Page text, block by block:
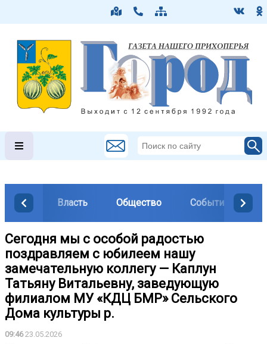
Власть Общество События
Сегодня мы с особой радостью
поздравляем с юбилеем нашу
замечательную коллегу — Каплун
Татьяну Витальевну, заведующую
филиалом МУ «КДЦ БМР» Сельского
Дома культуры р.
09:4623.05.2026